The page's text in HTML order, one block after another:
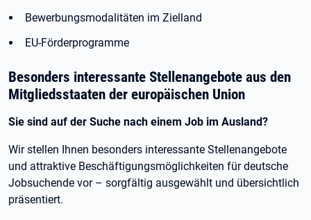
Bewerbungsmodalitäten im Zielland
EU-Förderprogramme
Besonders interessante Stellenangebote aus den
Mitgliedsstaaten der europäischen Union
Sie sind auf der Suche nach einem Job im Ausland?
Wir stellen Ihnen besonders interessante Stellenangebote
und attraktive Beschäftigungsmöglichkeiten für deutsche
Jobsuchende vor – sorgfältig ausgewählt und übersichtlich
präsentiert.